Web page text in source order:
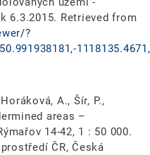
6.3.2015. Retrieved from
?
A., Šír, P.,
areas –
14-42, 1 : 50 000.
ČR, Česká